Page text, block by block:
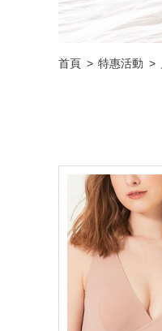
首頁 特惠活動